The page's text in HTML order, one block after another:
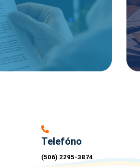
Telefóno
(506) 2295-3874